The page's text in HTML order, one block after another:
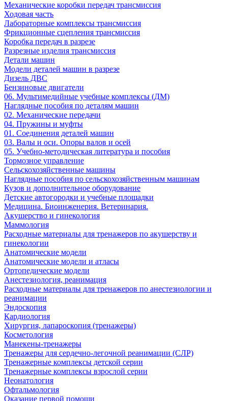
Механические коробки передач трансмиссия
Ходовая часть
Лабораторные комплексы трансмиссия
Фрикционные сцепления трансмиссия
Коробка передач в разрезе
Разрезные изделия трансмиссия
Детали машин
Модели деталей машин в разрезе
Дизель ДВС
Бензиновые двигатели
06. Мультимедийные учебные комплексы (ДМ)
Наглядные пособия по деталям машин
02. Механические передачи
04. Пружины и муфты
01. Соединения деталей машин
03. Валы и оси. Опоры валов и осей
05. Учебно-методическая литература и пособия
Тормозное управление
Сельскохозяйственные машины
Наглядные пособия по сельскохозяйственным машинам
Кузов и дополнительное оборудование
Детские автогородки и учебные площадки
Медицина. Биоинженерия. Ветеринария.
Акушерство и гинекология
Маммология
Расходные материалы для тренажеров по акушерству и
гинекологии
Анатомические модели
Анатомические модели и атласы
Ортопедические модели
Анестезиология, реанимация
Расходные материалы для тренажеров по анестезиологии и
реанимации
Эндоскопия
Кардиология
Хирургия, лапароскопия (тренажеры)
Косметология
Манекены-тренажеры
Тренажеры для сердечно-легочной реанимации (СЛР)
Тренажерные комплексы детской серии
Тренажерные комплексы взрослой серии
Неонатология
Офтальмология
Оказание первой помощи